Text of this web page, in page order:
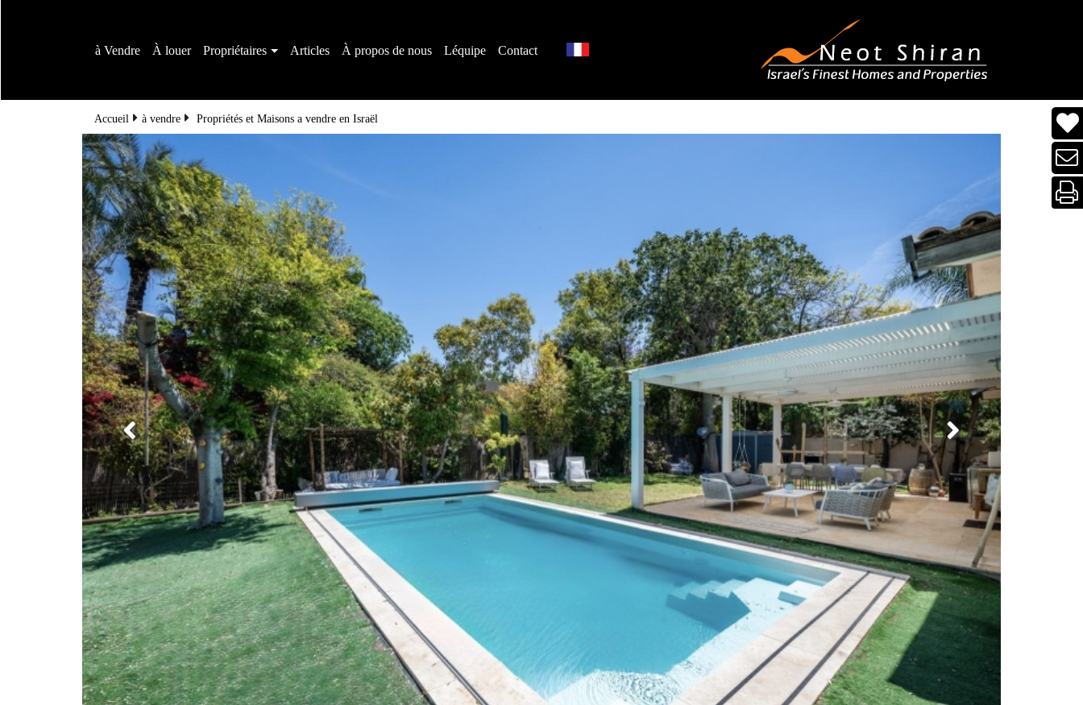
à Vendre À louer Propriétaires Articles À propos de nous Léquipe Contact
Accueil à vendre Propriétés et Maisons a vendre en Israël